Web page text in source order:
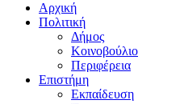
Αρχική
Πολιτική
Δήμος
Κοινοβούλιο
Περιφέρεια
Επιστήμη
Εκπαίδευση